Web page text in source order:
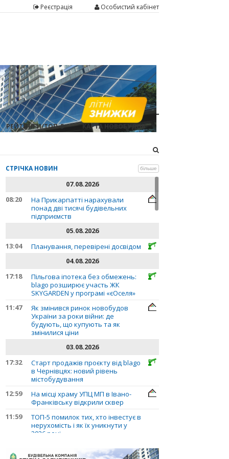
Реєстрація Особистий кабінет
РЕЙТИНГИ/ТОП-5 КАРТА НОВОБУДОВ
СТРІЧКА НОВИН більше
07.08.2026
08:20
На Прикарпатті нарахували
понад дві тисячі будівельних
підприємств
05.08.2026
13:04
Планування, перевірені досвідом
04.08.2026
17:18
Пільгова іпотека без обмежень:
blago розширює участь ЖК
SKYGARDEN у програмі «єОселя»
11:47
Як змінився ринок новобудов
України за роки війни: де
будують, що купують та як
змінилися ціни
03.08.2026
17:32
Старт продажів проєкту від blago
в Чернівцях: новий рівень
містобудування
12:59
На місці храму УПЦ МП в Івано-
Франківську відкрили сквер
11:59
ТОП-5 помилок тих, хто інвестує в
нерухомість і як їх уникнути у
2026 році
Планування, перевірені досвідом